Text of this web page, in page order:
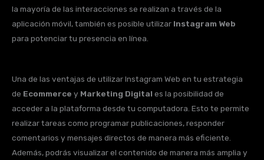
la mayoría de las interacciones se realizan a través de la
aplicación móvil, también es posible utilizar Instagram Web
para potenciar tu presencia en línea.
Una de las ventajas de utilizar Instagram Web en tu estrategia
de Ecommerce y Marketing Digital es la posibilidad de
acceder a la plataforma desde tu computadora. Esto te permite
realizar tareas como programar publicaciones, responder
comentarios y mensajes directos de manera más eficiente.
Además, podrás visualizar el contenido de manera más amplia y